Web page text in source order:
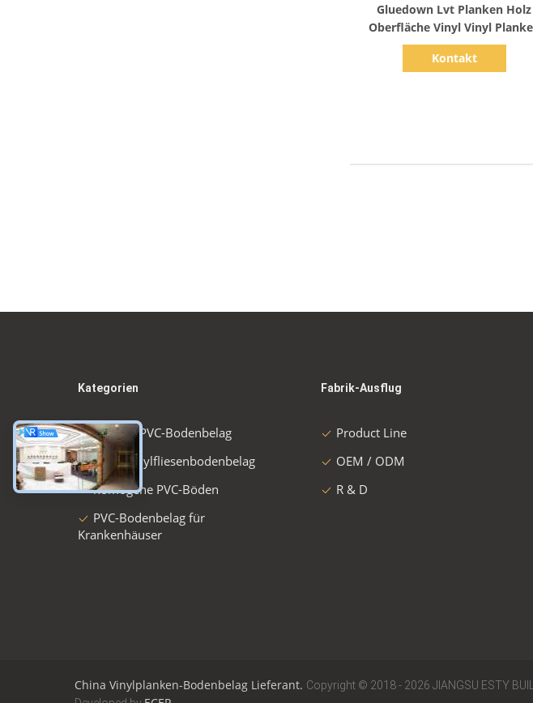
Gluedown Lvt Planken Holz
Oberfläche Vinyl Vinyl
bedecken 6 x 36 Zoll
Kontakt
Kategorien
Flexible PVC-Bodenbelag
Luxusvinylfliesenbodenbelag
homogene PVC-Böden
PVC-Bodenbelag für
Krankenhäuser
Fabrik-Ausflug
Product Line
OEM / ODM
R & D
China Vinylplanken-Bodenbelag Lieferant. Copyright © 2018 - 2026 JIANGSU ESTY